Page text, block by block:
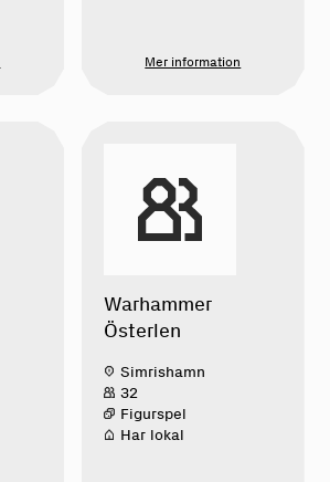
Mer information
Warhammer
Österlen
Simrishamn
32
Figurspel
Har lokal